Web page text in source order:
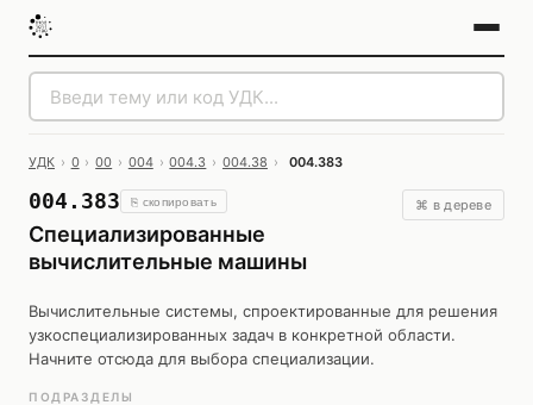
УДК › 0 › 00 › 004 › 004.3 › 004.38 › 004.383
004.383 ⎘ скопировать
Специализированные
вычислительные машины
⌘ в дереве
Вычислительные системы, спроектированные для решения
узкоспециализированных задач в конкретной области.
Начните отсюда для выбора специализации.
ПОДРАЗДЕЛЫ